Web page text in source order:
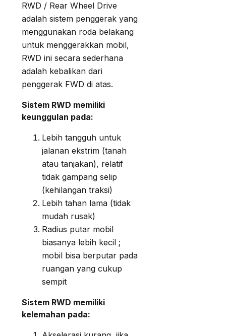
RWD / Rear Wheel Drive
adalah sistem penggerak yang
menggunakan roda belakang
untuk menggerakkan mobil,
RWD ini secara sederhana
adalah kebalikan dari
penggerak FWD di atas.
Sistem RWD memiliki
keunggulan pada:
Lebih tangguh untuk
jalanan ekstrim (tanah
atau tanjakan), relatif
tidak gampang selip
(kehilangan traksi)
Lebih tahan lama (tidak
mudah rusak)
Radius putar mobil
biasanya lebih kecil ;
mobil bisa berputar pada
ruangan yang cukup
sempit
Sistem RWD memiliki
kelemahan pada: